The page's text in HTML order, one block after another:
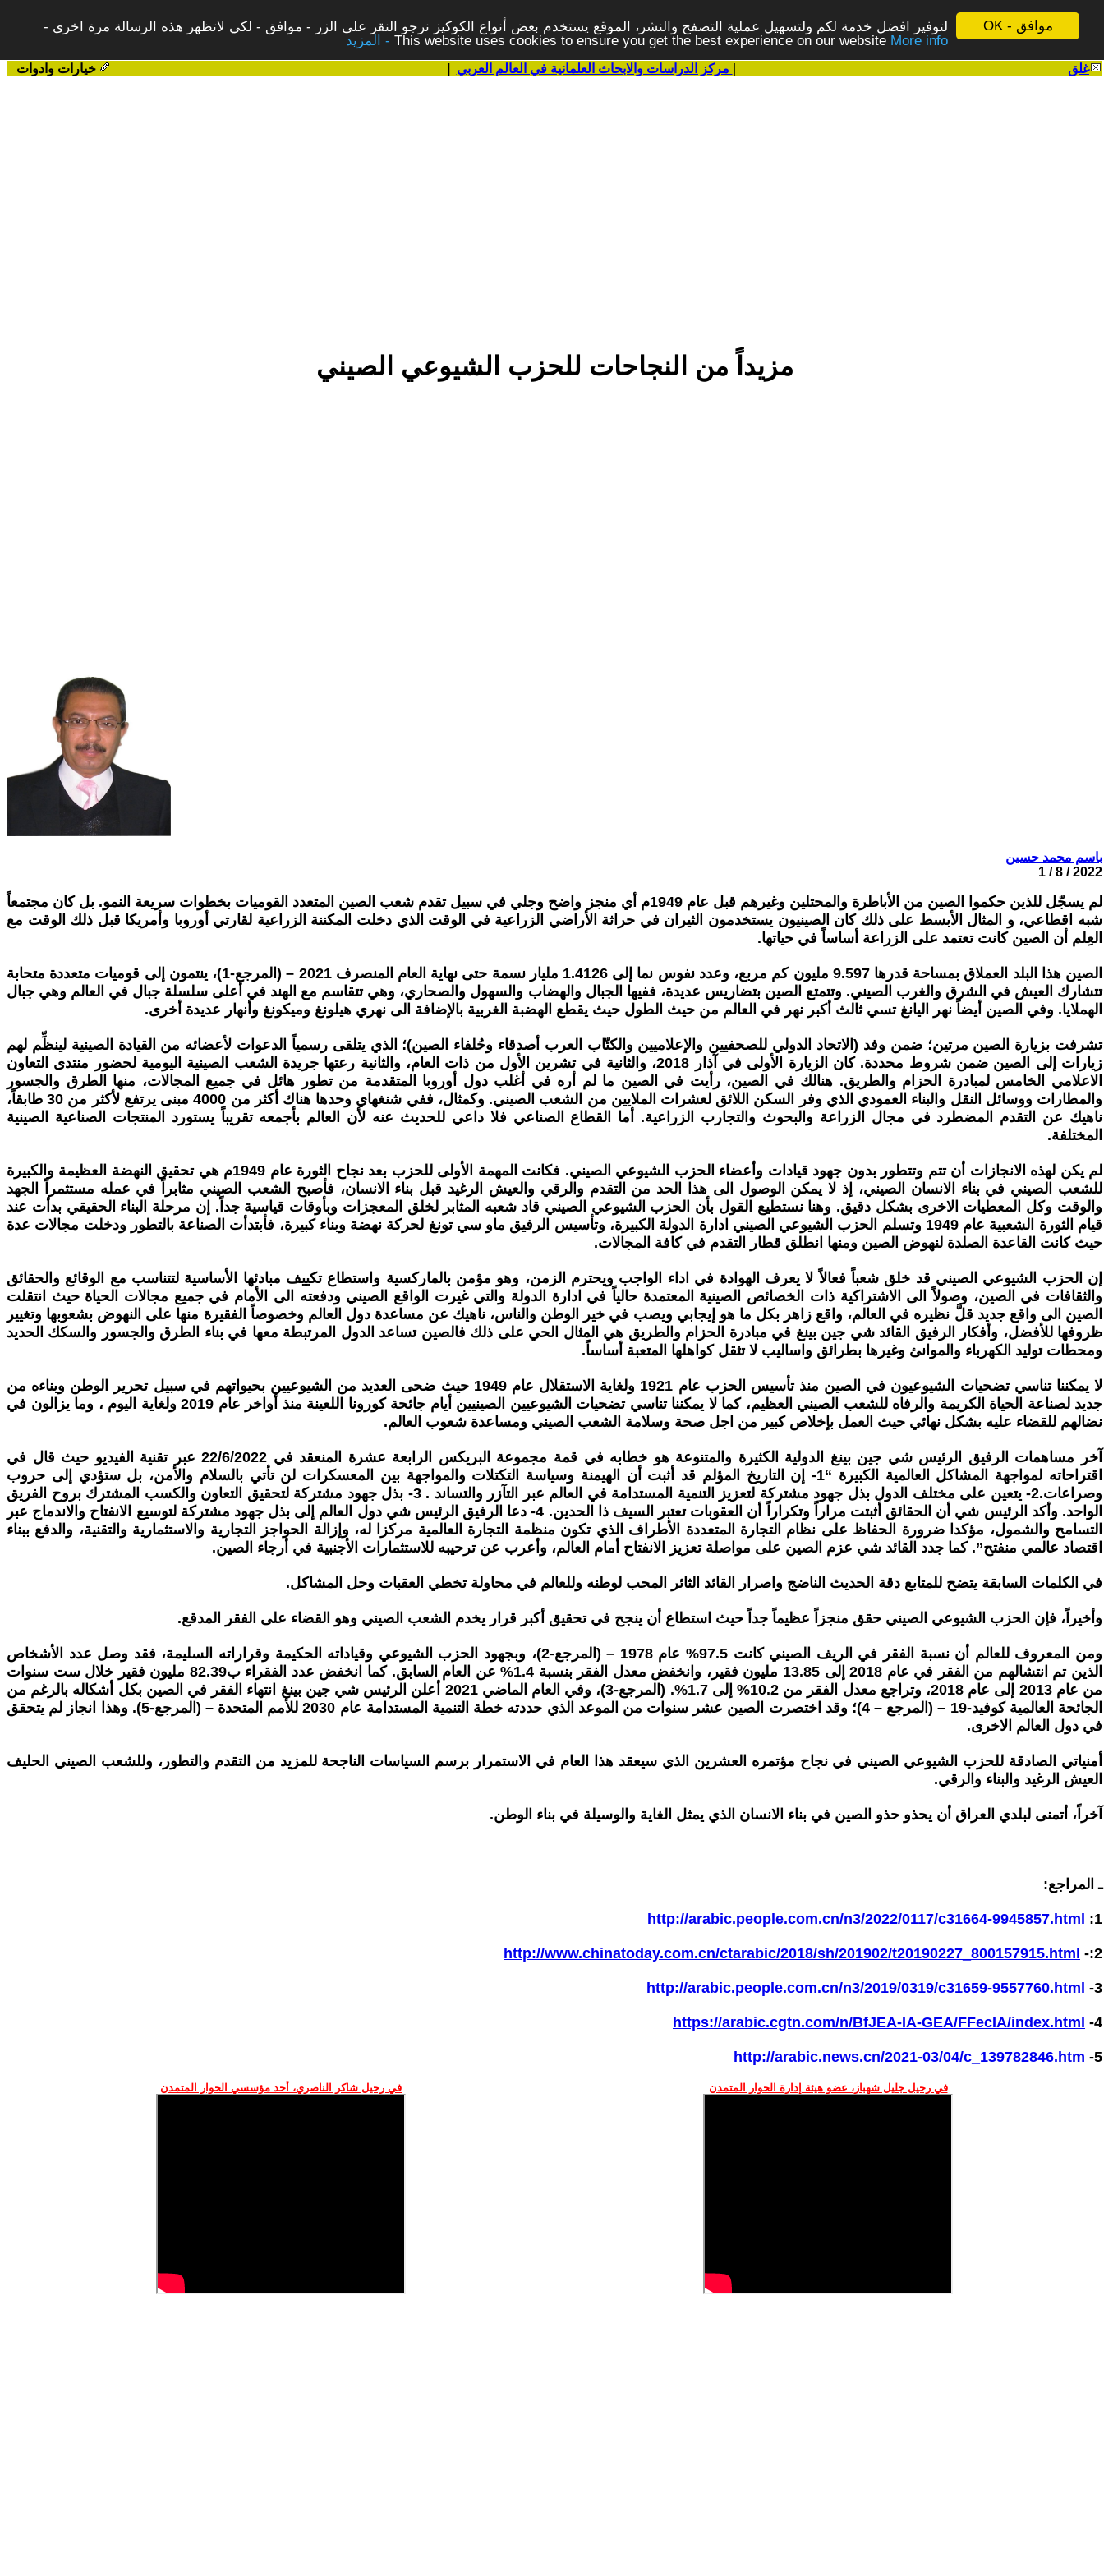
موافق - OK
لتوفير افضل خدمة لكم ولتسهيل عملية التصفح والنشر، الموقع يستخدم بعض أنواع الكوكيز نرجو النقر على الزر - موافق - لكي لاتظهر هذه الرسالة مرة اخرى -
This website uses cookies to ensure you get the best experience on our website More info - المزيد
غلق خيارات وادوات
مزيداً من النجاحات للحزب الشيوعي الصيني
باسم محمد حسين
2022 / 8 / 1
لم يسجّل للذين حكموا الصين من الأباطرة والمحتلين وغيرهم قبل عام 1949م أي منجز واضح وجلي في سبيل تقدم شعب الصين المتعدد القوميات بخطوات سريعة النمو. بل كان مجتمعاً
شبه اقطاعي، و المثال الأبسط على ذلك كان الصينيون يستخدمون الثيران في حراثة الأراضي الزراعية في الوقت الذي دخلت المكننة الزراعية لقارتي أوروبا وأمريكا قبل ذلك الوقت مع
العِلم أن الصين كانت تعتمد على الزراعة أساساً في حياتها.
الصين هذا البلد العملاق بمساحة قدرها 9.597 مليون كم مربع، وعدد نفوس نما إلى 1.4126 مليار نسمة حتى نهاية العام المنصرف 2021 – (المرجع-1)، ينتمون إلى قوميات متعددة متحابة
تتشارك العيش في الشرق والغرب الصيني. وتتمتع الصين بتضاريس عديدة، ففيها الجبال والهضاب والسهول والصحاري، وهي تتقاسم مع الهند في أعلى سلسلة جبال في العالم وهي جبال
الهملايا. وفي الصين أيضاً نهر اليانغ تسي ثالث أكبر نهر في العالم من حيث الطول حيث يقطع الهضبة الغربية بالإضافة الى نهري هيلونغ وميكونغ وأنهار عديدة أخرى.
تشرفت بزيارة الصين مرتين؛ ضمن وفد (الاتحاد الدولي للصحفيين والإعلاميين والكتّاب العرب أصدقاء وحُلفاء الصين)؛ الذي يتلقى رسمياً الدعوات لأعضائه من القيادة الصينية لينظِّم لهم
زيارات إلى الصين ضمن شروط محددة. كان الزيارة الأولى في آذار 2018، والثانية في تشرين الأول من ذات العام، والثانية رعتها جريدة الشعب الصينية اليومية لحضور منتدى التعاون
الاعلامي الخامس لمبادرة الحزام والطريق. هنالك في الصين، رأيت في الصين ما لم أره في أغلب دول أوروبا المتقدمة من تطور هائل في جميع المجالات، منها الطرق والجسور
والمطارات ووسائل النقل والبناء العمودي الذي وفر السكن اللائق لعشرات الملايين من الشعب الصيني. وكمثال، ففي شنغهاي وحدها هناك أكثر من 4000 مبنى يرتفع لأكثر من 30 طابقاً،
ناهيك عن التقدم المضطرد في مجال الزراعة والبحوث والتجارب الزراعية. أما القطاع الصناعي فلا داعي للحديث عنه لأن العالم بأجمعه تقريباً يستورد المنتجات الصناعية الصينية
المختلفة.
لم يكن لهذه الانجازات أن تتم وتتطور بدون جهود قيادات وأعضاء الحزب الشيوعي الصيني. فكانت المهمة الأولى للحزب بعد نجاح الثورة عام 1949م هي تحقيق النهضة العظيمة والكبيرة
للشعب الصيني في بناء الانسان الصيني، إذ لا يمكن الوصول الى هذا الحد من التقدم والرقي والعيش الرغيد قبل بناء الانسان، فأصبح الشعب الصيني مثابراً في عمله مستثمراً الجهد
والوقت وكل المعطيات الاخرى بشكل دقيق. وهنا نستطيع القول بأن الحزب الشيوعي الصيني قاد شعبه المثابر لخلق المعجزات وبأوقات قياسية جداً. إن مرحلة البناء الحقيقي بدأت عند
قيام الثورة الشعبية عام 1949 وتسلم الحزب الشيوعي الصيني ادارة الدولة الكبيرة، وتأسيس الرفيق ماو سي تونغ لحركة نهضة وبناء كبيرة، فأبتدأت الصناعة بالتطور ودخلت مجالات عدة
حيث كانت القاعدة الصلدة لنهوض الصين ومنها انطلق قطار التقدم في كافة المجالات.
إن الحزب الشيوعي الصيني قد خلق شعباً فعالاً لا يعرف الهوادة في اداء الواجب ويحترم الزمن، وهو مؤمن بالماركسية واستطاع تكييف مبادئها الأساسية لتتناسب مع الوقائع والحقائق
والثقافات في الصين، وصولاً الى الاشتراكية ذات الخصائص الصينية المعتمدة حالياً في ادارة الدولة والتي غيرت الواقع الصيني ودفعته الى الأمام في جميع مجالات الحياة حيث انتقلت
الصين الى واقع جديد قلَّ نظيره في العالم، واقع زاهر بكل ما هو إيجابي ويصب في خير الوطن والناس، ناهيك عن مساعدة دول العالم وخصوصاً الفقيرة منها على النهوض بشعوبها وتغيير
ظروفها للأفضل، وأفكار الرفيق القائد شي جين بينغ في مبادرة الحزام والطريق هي المثال الحي على ذلك فالصين تساعد الدول المرتبطة معها في بناء الطرق والجسور والسكك الحديد
ومحطات توليد الكهرباء والموانئ وغيرها بطرائق واساليب لا تثقل كواهلها المتعبة أساساً.
لا يمكننا تناسي تضحيات الشيوعيون في الصين منذ تأسيس الحزب عام 1921 ولغاية الاستقلال عام 1949 حيث ضحى العديد من الشيوعيين بحيواتهم في سبيل تحرير الوطن وبناءه من
جديد لصناعة الحياة الكريمة والرفاه للشعب الصيني العظيم، كما لا يمكننا تناسي تضحيات الشيوعيين الصينيين أيام جائحة كورونا اللعينة منذ أواخر عام 2019 ولغاية اليوم ، وما يزالون في
نضالهم للقضاء عليه بشكل نهائي حيث العمل بإخلاص كبير من اجل صحة وسلامة الشعب الصيني ومساعدة شعوب العالم.
آخر مساهمات الرفيق الرئيس شي جين بينغ الدولية الكثيرة والمتنوعة هو خطابه في قمة مجموعة البريكس الرابعة عشرة المنعقد في 22/6/2022 عبر تقنية الفيديو حيث قال في
اقتراحاته لمواجهة المشاكل العالمية الكبيرة “1- إن التاريخ المؤلم قد أثبت أن الهيمنة وسياسة التكتلات والمواجهة بين المعسكرات لن تأتي بالسلام والأمن، بل ستؤدي إلى حروب
وصراعات.2- يتعين على مختلف الدول بذل جهود مشتركة لتعزيز التنمية المستدامة في العالم عبر التآزر والتساند . 3- بذل جهود مشتركة لتحقيق التعاون والكسب المشترك بروح الفريق
الواحد. وأكد الرئيس شي أن الحقائق أثبتت مراراً وتكراراً أن العقوبات تعتبر السيف ذا الحدين. 4- دعا الرفيق الرئيس شي دول العالم إلى بذل جهود مشتركة لتوسيع الانفتاح والاندماج عبر
التسامح والشمول، مؤكدا ضرورة الحفاظ على نظام التجارة المتعددة الأطراف الذي تكون منظمة التجارة العالمية مركزا له، وإزالة الحواجز التجارية والاستثمارية والتقنية، والدفع ببناء
اقتصاد عالمي منفتح”. كما جدد القائد شي عزم الصين على مواصلة تعزيز الانفتاح أمام العالم، وأعرب عن ترحيبه للاستثمارات الأجنبية في أرجاء الصين.
في الكلمات السابقة يتضح للمتابع دقة الحديث الناضج واصرار القائد الثائر المحب لوطنه وللعالم في محاولة تخطي العقبات وحل المشاكل.
وأخيراً، فإن الحزب الشيوعي الصيني حقق منجزاً عظيماً جداً حيث استطاع أن ينجح في تحقيق أكبر قرار يخدم الشعب الصيني وهو القضاء على الفقر المدقع.
ومن المعروف للعالم أن نسبة الفقر في الريف الصيني كانت 97.5% عام 1978 – (المرجع-2)، وبجهود الحزب الشيوعي وقياداته الحكيمة وقراراته السليمة، فقد وصل عدد الأشخاص
الذين تم انتشالهم من الفقر في عام 2018 إلى 13.85 مليون فقير، وانخفض معدل الفقر بنسبة 1.4% عن العام السابق. كما انخفض عدد الفقراء ب82.39 مليون فقير خلال ست سنوات
من عام 2013 إلى عام 2018، وتراجع معدل الفقر من 10.2% إلى 1.7%. (المرجع-3)، وفي العام الماضي 2021 أعلن الرئيس شي جين بينغ انتهاء الفقر في الصين بكل أشكاله بالرغم من
الجائحة العالمية كوفيد-19 – (المرجع – 4)؛ وقد اختصرت الصين عشر سنوات من الموعد الذي حددته خطة التنمية المستدامة عام 2030 للأمم المتحدة – (المرجع-5). وهذا انجاز لم يتحقق
في دول العالم الاخرى.
أمنياتي الصادقة للحزب الشيوعي الصيني في نجاح مؤتمره العشرين الذي سيعقد هذا العام في الاستمرار برسم السياسات الناجحة للمزيد من التقدم والتطور، وللشعب الصيني الحليف
العيش الرغيد والبناء والرقي.
آخراً، أتمنى لبلدي العراق أن يحذو حذو الصين في بناء الانسان الذي يمثل الغاية والوسيلة في بناء الوطن.
ـ المراجع:
1:
http://arabic.people.com.cn/n3/2022/0117/c31664-9945857.html
2:-
http://www.chinatoday.com.cn/ctarabic/2018/sh/201902/t20190227_800157915.html
3-
http://arabic.people.com.cn/n3/2019/0319/c31659-9557760.html
4-
https://arabic.cgtn.com/n/BfJEA-IA-GEA/FFecIA/index.html
5-
http://arabic.news.cn/2021-03/04/c_139782846.htm
في رحيل جليل شهباز، عضو هيئة إدارة الحوار المتمدن في رحيل شاكر الناصري، أحد مؤسسي الحوار المتمدن